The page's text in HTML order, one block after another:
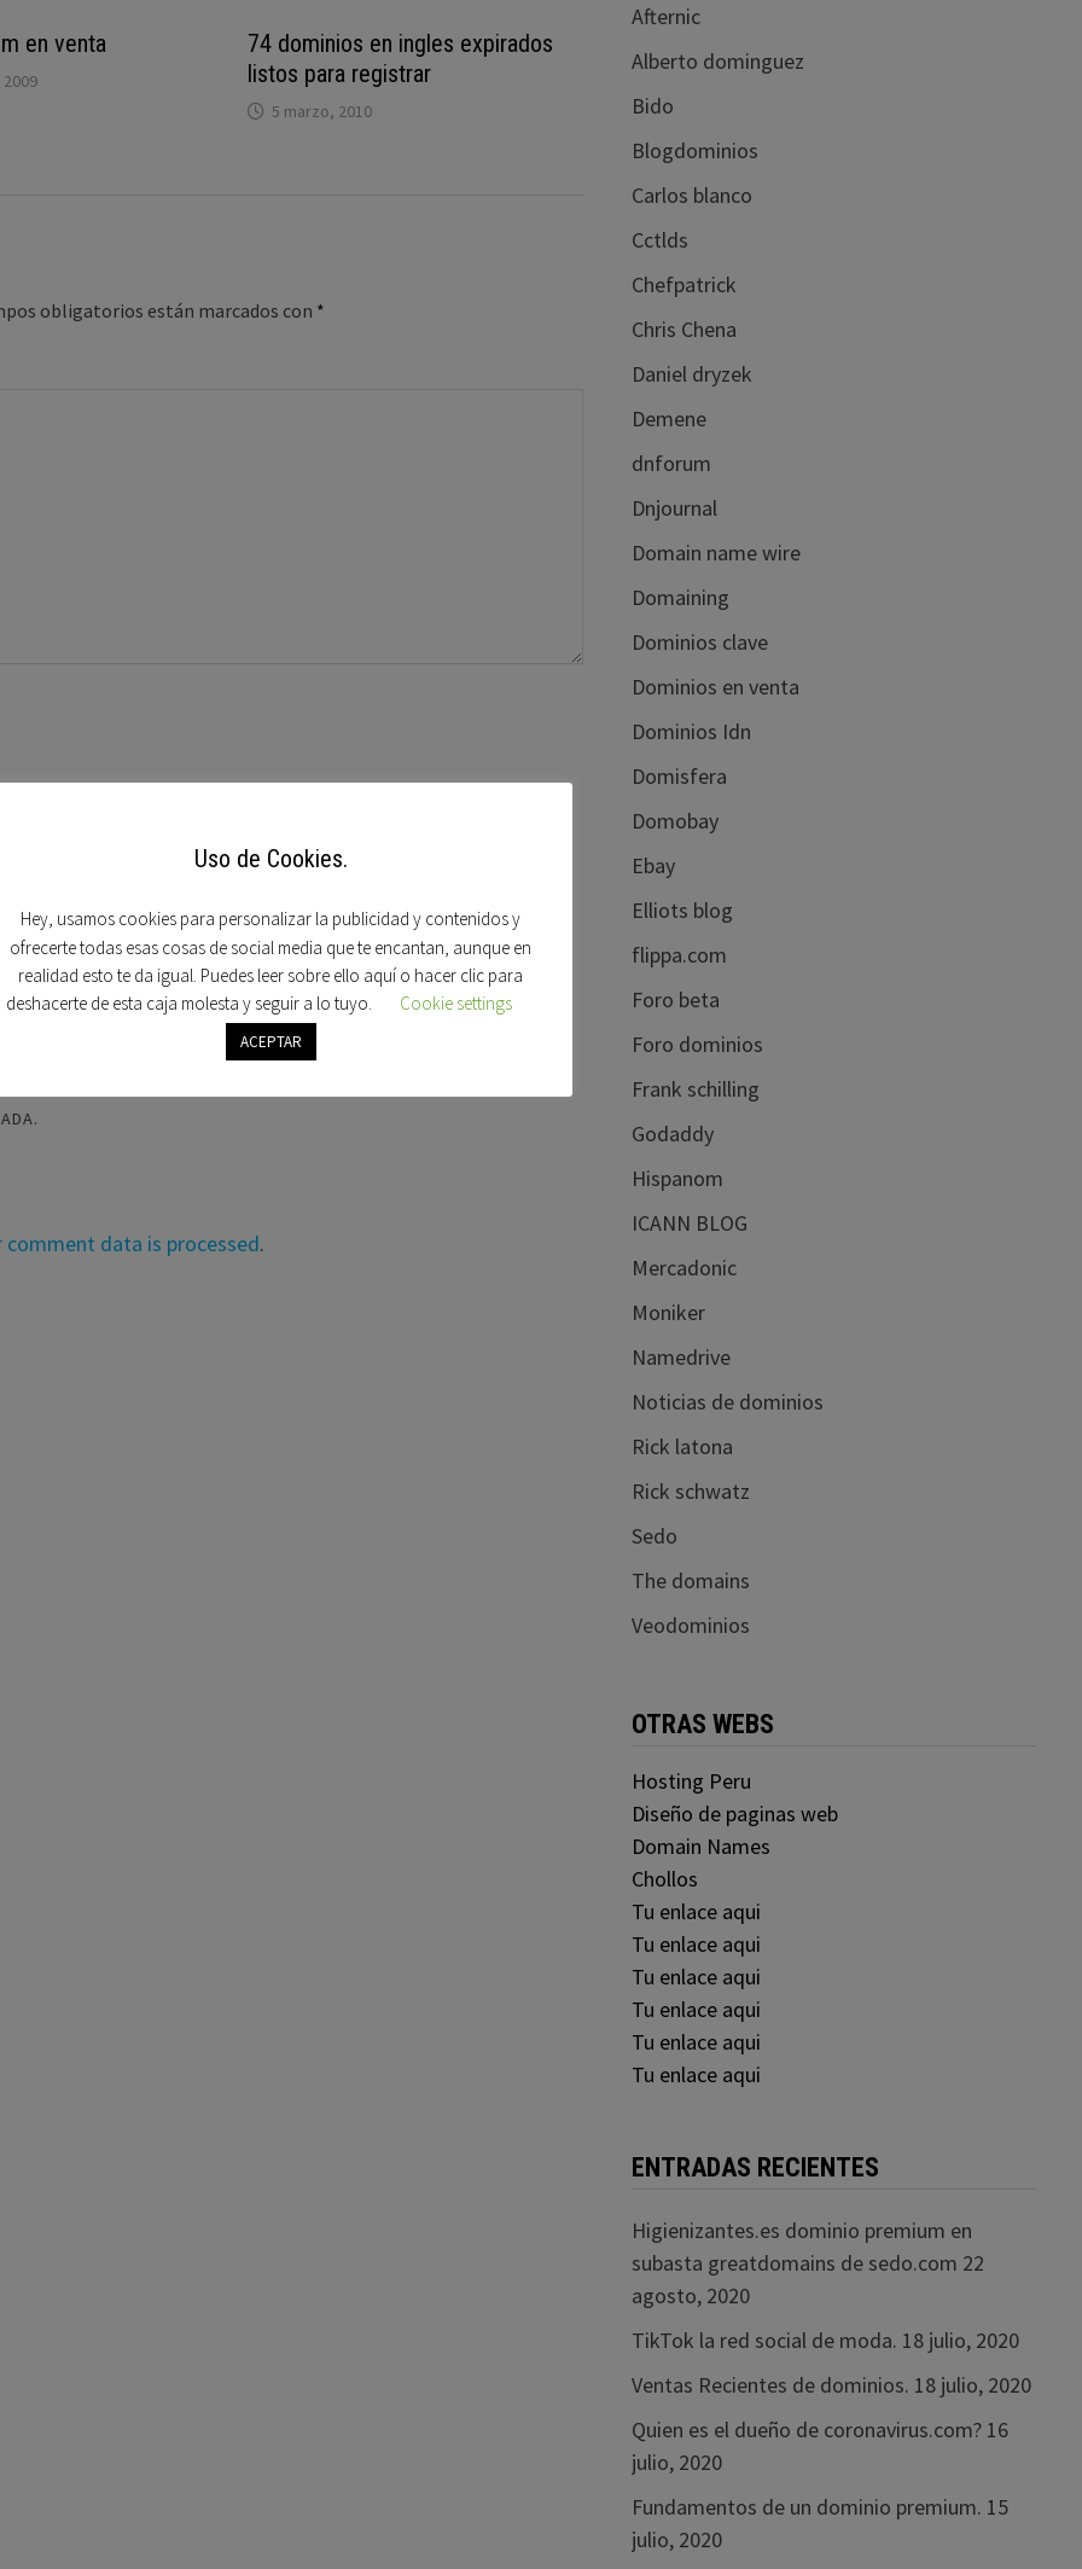
en venta
74 dominios en ingles expirados
listos para registrar
5 marzo, 2010
obligatorios están marcados con *
A ESTA ENTRADA.
comment data is processed.
Afternic
Alberto dominguez
Bido
Blogdominios
Carlos blanco
Cctlds
Chefpatrick
Chris Chena
Daniel dryzek
Demene
dnforum
Dnjournal
Domain name wire
Domaining
Dominios clave
Dominios en venta
Dominios Idn
Domisfera
Domobay
Ebay
Elliots blog
flippa.com
Foro beta
Foro dominios
Frank schilling
Godaddy
Hispanom
ICANN BLOG
Mercadonic
Moniker
Namedrive
Noticias de dominios
Rick latona
Rick schwatz
Sedo
The domains
Veodominios
OTRAS WEBS
Hosting Peru
Diseño de paginas web
Domain Names
Chollos
Tu enlace aqui
Tu enlace aqui
Tu enlace aqui
Tu enlace aqui
Tu enlace aqui
Tu enlace aqui
ENTRADAS RECIENTES
Higienizantes.es dominio premium en
subasta greatdomains de sedo.com 22
agosto, 2020
TikTok la red social de moda. 18 julio, 2020
Ventas Recientes de dominios. 18 julio, 2020
Quien es el dueño de coronavirus.com? 16
julio, 2020
Fundamentos de un dominio premium. 15
julio, 2020
Uso de Cookies.
Hey, usamos cookies para personalizar la publicidad y contenidos y
ofrecerte todas esas cosas de social media que te encantan, aunque en
realidad esto te da igual. Puedes leer sobre ello aquí o hacer clic para
deshacerte de esta caja molesta y seguir a lo tuyo.
Cookie settings
ACEPTAR